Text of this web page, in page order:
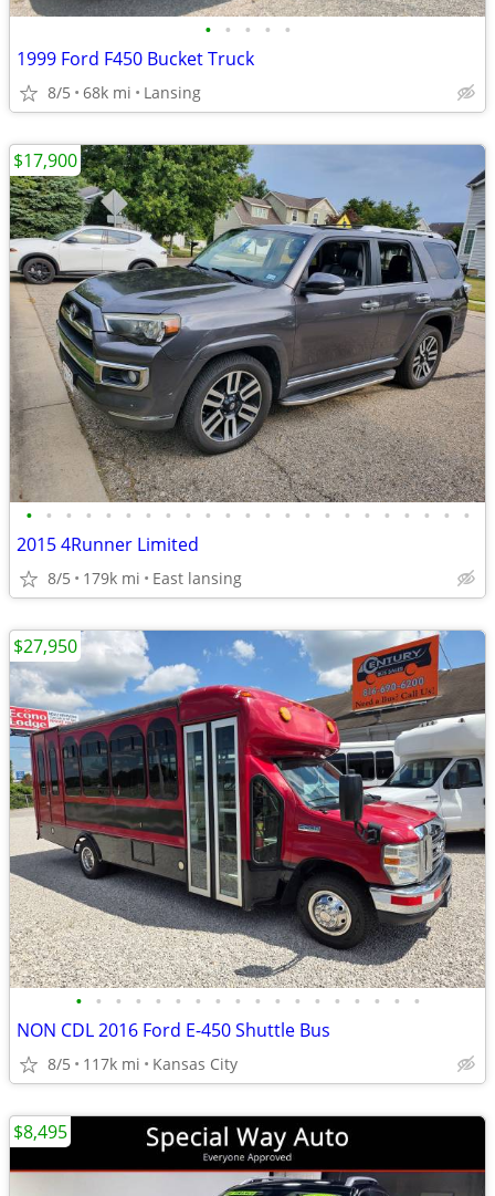
• • • • •
1999 Ford F450 Bucket Truck
8/5 68k mi Lansing
• • • • • • • • • • • • • • • • • • • • • • •
2015 4Runner Limited
8/5 179k mi East lansing
$17,900
• • • • • • • • • • • • • • • • • •
NON CDL 2016 Ford E-450 Shuttle Bus
8/5 117k mi Kansas City
$27,950
$8,495